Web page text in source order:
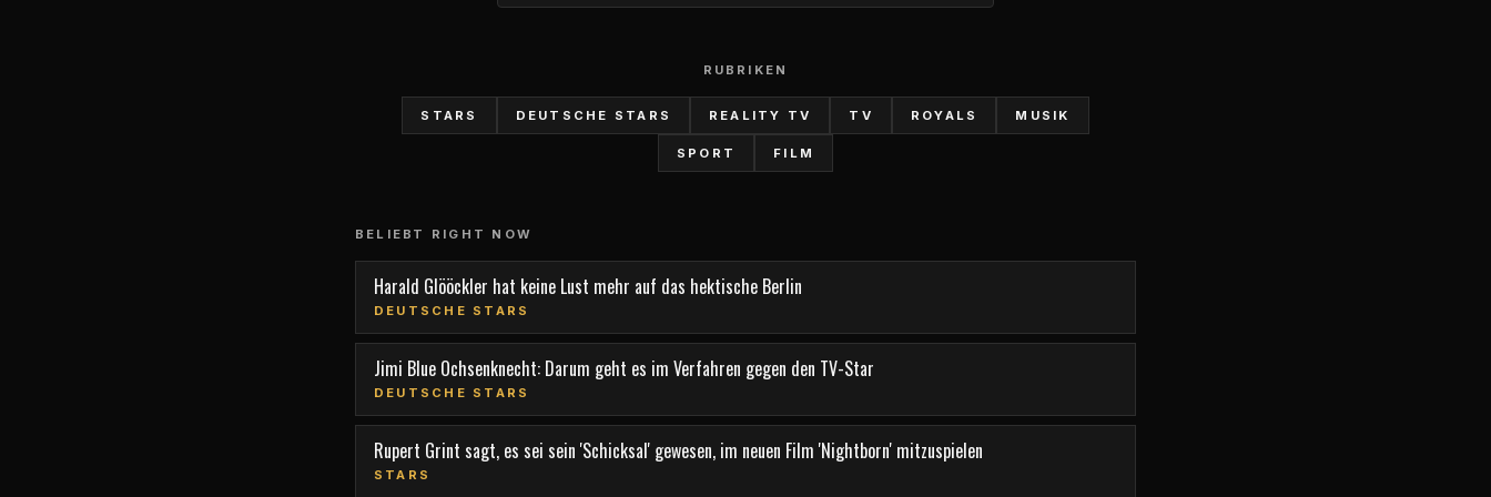
RUBRIKEN
STARS DEUTSCHE STARS REALITY TV TV ROYALS MUSIK
SPORT FILM
BELIEBT RIGHT NOW
Harald Glööckler hat keine Lust mehr auf das hektische Berlin
DEUTSCHE STARS
Jimi Blue Ochsenknecht: Darum geht es im Verfahren gegen den TV-Star
DEUTSCHE STARS
Rupert Grint sagt, es sei sein 'Schicksal' gewesen, im neuen Film 'Nightborn' mitzuspielen
STARS